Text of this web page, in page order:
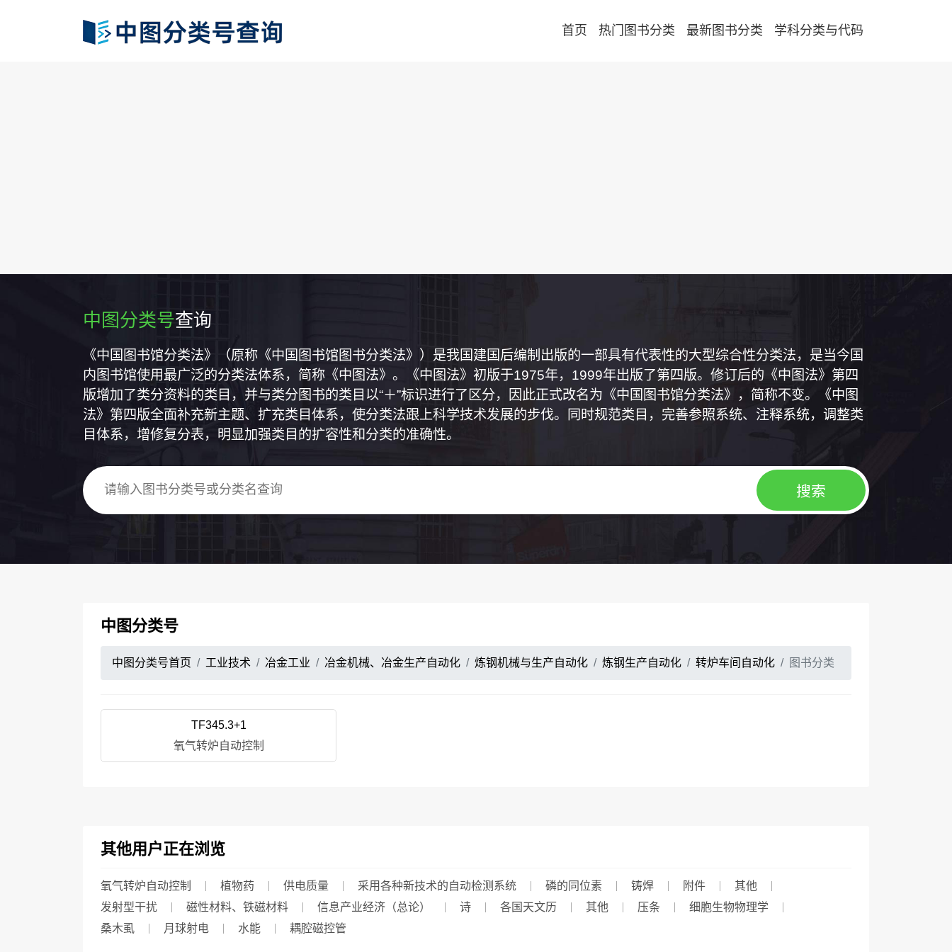
首页 热门图书分类 最新图书分类 学科分类与代码
中图分类号查询
《中国图书馆分类法》（原称《中国图书馆图书分类法》）是我国建国后编制出版的一部具有代表性的大型综合性分类法，是当今国
内图书馆使用最广泛的分类法体系，简称《中图法》。《中图法》初版于1975年，1999年出版了第四版。修订后的《中图法》第四
版增加了类分资料的类目，并与类分图书的类目以“＋”标识进行了区分，因此正式改名为《中国图书馆分类法》，简称不变。《中图
法》第四版全面补充新主题、扩充类目体系，使分类法跟上科学技术发展的步伐。同时规范类目，完善参照系统、注释系统，调整类
目体系，增修复分表，明显加强类目的扩容性和分类的准确性。
中图分类号
中图分类号首页 工业技术 冶金工业 冶金机械、冶金生产自动化 炼钢机械与生产自动化 炼钢生产自动化 转炉车间自动化 图书分类
TF345.3+1
氧气转炉自动控制
其他用户正在浏览
氧气转炉自动控制 植物药 供电质量 采用各种新技术的自动检测系统 磷的同位素 铸焊 附件
其他
发射型干扰
磁性材料、铁磁材料 信息产业经济（总论） 诗 各国天文历 其他 压条
细胞生物物理学
桑木虱
月球射电 水能 耦腔磁控管